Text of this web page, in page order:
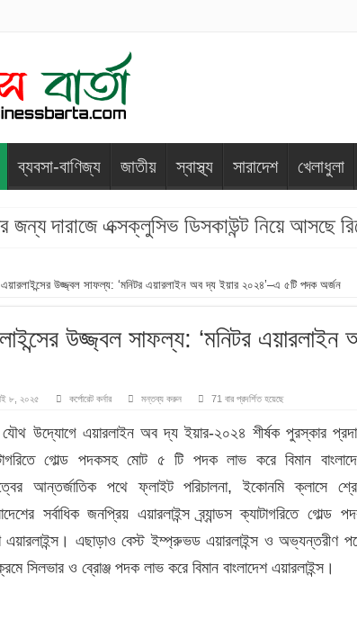
ব্যবসা-বাণিজ্য জাতীয় স্বাস্থ্য সারাদেশ খেলাধুলা
জন্য দারাজে এক্সক্লুসিভ ডিসকাউন্ট নিয়ে আসছে
এয়ারলাইন্সের উজ্জ্বল সাফল্য: ‘মনিটর এয়ারলাইন অব দ্য ইয়ার ২০২৪’–এ ৫টি পদক অর্জন
উজ্জ্বল সাফল্য: ‘মনিটর
৮, ২০২৫ কর্পোরেট কর্নার মন্তব্য করুন 71 বার প্রদর্শিত হয়েছে
যৌথ উদ্যোগে এয়ারলাইন অব দ্য ইয়ার-২০২৪ শীর্ষক পুরস্কার
গোল্ড পদকসহ মোট ৫ টি পদক লাভ করে বিমান
আন্তর্জাতিক পথে ফ্লাইট পরিচালনা, ইকোনমি ক্লাসে
সর্বাধিক জনপ্রিয় এয়ারলাইন্স ব্র্যান্ডস ক্যাটাগরিতে গোল্ড
এয়ারলাইন্স। এছাড়াও বেস্ট ইম্প্রুভড এয়ারলাইন্স ও অভ্যন্তরীণ
সিলভার ও ব্রোঞ্জ পদক লাভ করে বিমান বাংলাদেশ এয়ারলাইন্স।